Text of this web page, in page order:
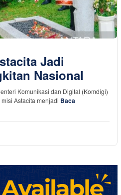
Jadi
Nasional
Komunikasi dan Digital (Komdigi)
Astacita menjadi Baca